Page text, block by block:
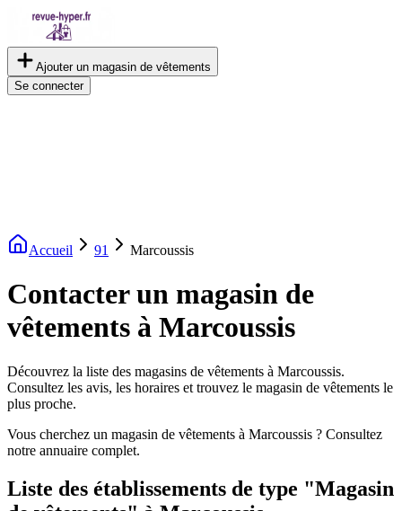
Ajouter un magasin de vêtements
Se connecter
Accueil 91 Marcoussis
Contacter un magasin de
vêtements à Marcoussis
Découvrez la liste des magasins de vêtements à Marcoussis.
Consultez les avis, les horaires et trouvez le magasin de vêtements le
plus proche.
Vous cherchez un magasin de vêtements à Marcoussis ? Consultez
notre annuaire complet.
Liste des établissements de type "Magasin